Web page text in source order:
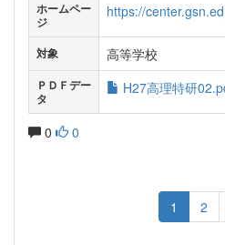
ホームペー
ジ
https://
対象 高等学校
ＰＤＦデー
タ
H27高理特研
0 0
1 2